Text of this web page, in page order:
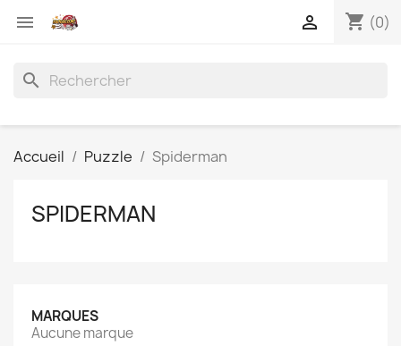
 shopping_cart (0)

search
Accueil Puzzle Spiderman
SPIDERMAN
MARQUES
Aucune marque